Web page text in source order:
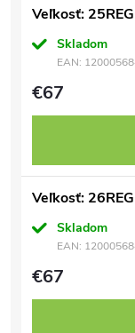
Veľkosť:
Skladom
EAN:
€67
Veľkosť:
Skladom
EAN:
€67